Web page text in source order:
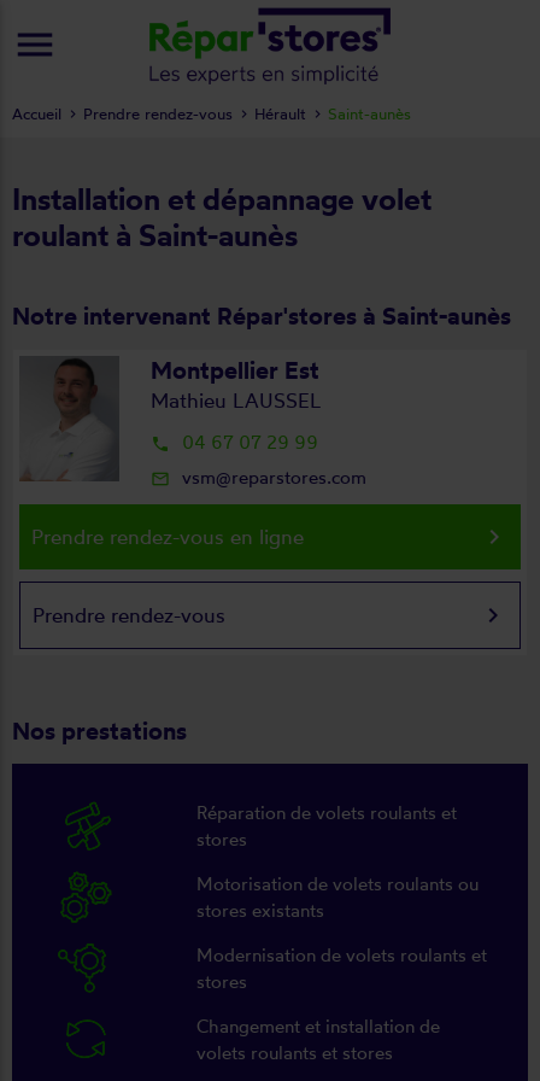
Installation et dépannage volet
roulant à Saint-aunès
Notre intervenant Répar'stores à Saint-aunès
Montpellier Est
Mathieu LAUSSEL
local_phone 04 67 07 29 99
mail_outline vsm@reparstores.com
Prendre rendez-vous en ligne keyboard_arrow_right
Prendre rendez-vous keyboard_arrow_right
Nos prestations
Réparation de volets roulants et
stores
Motorisation de volets roulants ou
stores existants
Modernisation de volets roulants et
stores
Changement et installation de
volets roulants et stores
Accueil Prendre rendez-vous Hérault Saint-aunès
menu